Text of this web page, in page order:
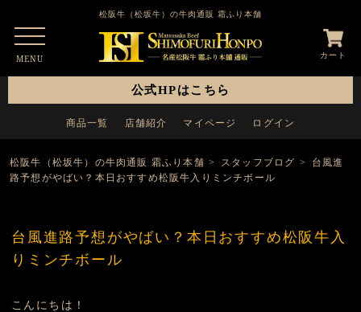
松阪牛（松坂牛）の牛肉通販 霜ふり本舗
カート
MENU
公式HPはこちら
商品一覧 店舗紹介 マイページ ログイン
松阪牛（松坂牛）の牛肉通販 霜ふり本舗 > スタッフブログ > 台風進
路予想がやばい？本日おすすめ松阪牛入りミンチボール
台風進路予想がやばい？本日おすすめ松阪牛入
りミンチボール
こんにちは！